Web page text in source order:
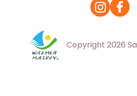
Copyright 2026